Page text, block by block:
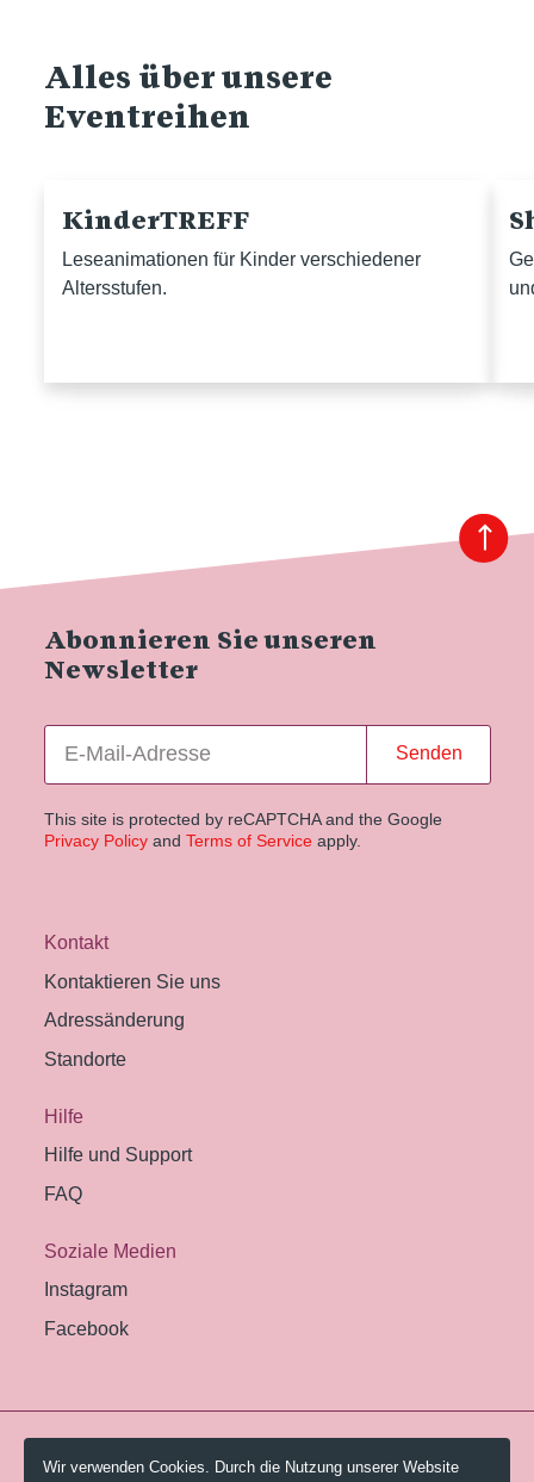
Alles über unsere
Eventreihen
KinderTREFF
Leseanimationen für Kinder verschiedener
Altersstufen.
Abonnieren Sie unseren
Newsletter
Senden
This site is protected by reCAPTCHA and the Google
Privacy Policyand Terms of Service apply.
Kontakt
Kontaktieren Sie uns
Adressänderung
Standorte
Hilfe
Hilfe und Support
FAQ
Soziale Medien
Instagram
Facebook
© 2026 Pestalozzi-Bibliothek Zürich.
Wir verwenden Cookies. Durch die Nutzung unserer Website